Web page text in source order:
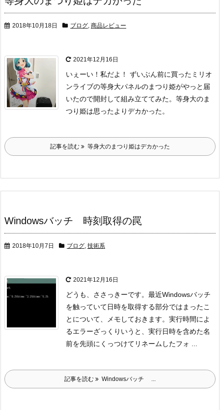
2018年10月18日 ブログ, 商品レビュー
2021年12月16日
いぇーい！私だよ！
ずいぶん前に買ったミリオ
ンライブの等身大パネルのまつり姫がやっと届
いたので開封して組み立ててみた。 等身大のま
つり姫は思ったよりデカかった。
記事を読む 等身大のまつり姫はデカかった
Windowsバッチ 時刻取得の罠
2018年10月7日 ブログ, 技術系
2021年12月16日
どうも、ささっきーです。 最近Windowsバッチ
を触っていて日時を取得する部分ではまったこ
とについて、メモしておきます。 実行時間によ
るエラーざっくりいうと、実行日時を含めた名
前を先頭にくっつけてリネームしたフォ ...
記事を読む Windowsバッチ ...